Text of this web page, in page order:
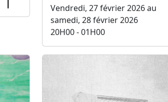
Vendredi, 27 février 2026 au
samedi, 28 février 2026
20H00 - 01H00